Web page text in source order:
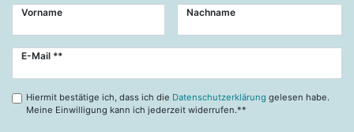
Vorname Nachname
E-Mail **
Newsletter
Hiermit bestätige ich, dass ich die Datenschutzerklärung gelesen habe.
Meine Einwilligung kann ich jederzeit widerrufen.**